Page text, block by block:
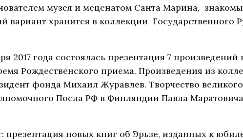
музея и меценатом Санта Марина,
вариант хранится в коллекции Государственного
2017 года состоялась презентация 7
Рождественского приема. Произведения из
фонда Михаил Журавлев. Творчество
Посла РФ в Финляндии Павла
презентация новых книг об Эрьзе, изданных к